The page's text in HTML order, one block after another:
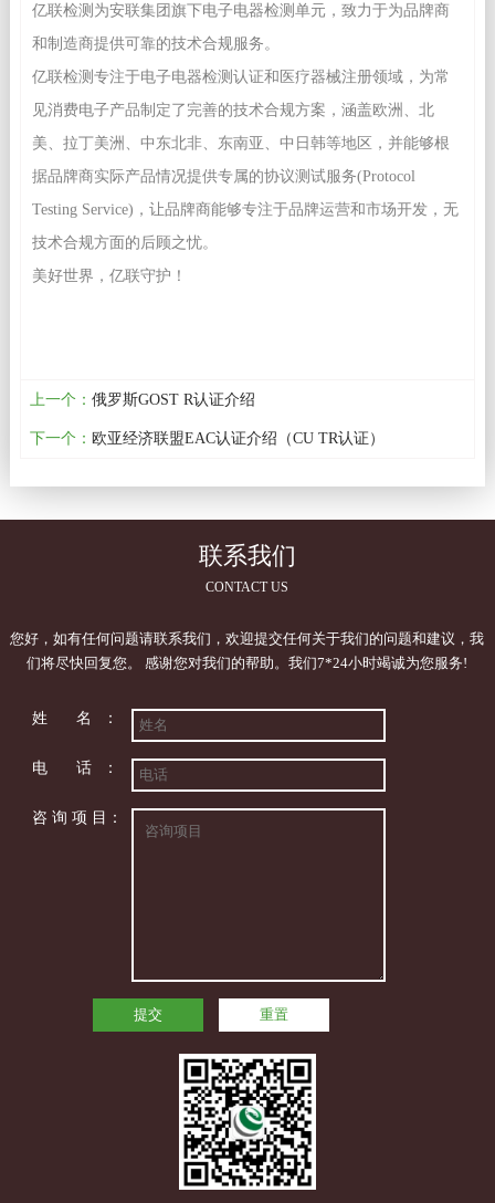
亿联检测为安联集团旗下电子电器检测单元，致力于为品牌商
和制造商提供可靠的技术合规服务。
亿联检测专注于电子电器检测认证和医疗器械注册领域，为常
见消费电子产品制定了完善的技术合规方案，涵盖欧洲、北
美、拉丁美洲、中东北非、东南亚、中日韩等地区，并能够根
据品牌商实际产品情况提供专属的协议测试服务(Protocol
Testing Service)，让品牌商能够专注于品牌运营和市场开发，无
技术合规方面的后顾之忧。
美好世界，亿联守护！
上一个： 俄罗斯GOST R认证介绍
下一个： 欧亚经济联盟EAC认证介绍（CU TR认证）
联系我们
CONTACT US
您好，如有任何问题请联系我们，欢迎提交任何关于我们的问题和建议，我
们将尽快回复您。 感谢您对我们的帮助。我们7*24小时竭诚为您服务!
姓 名：
电 话：
咨 询 项 目：
提交 重置